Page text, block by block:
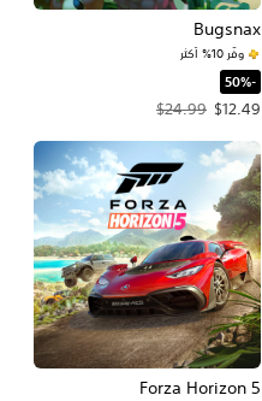
Bugsnax
وفّر 10% أكثر
‏-50%‏
$12.49
سعر العرض $12.49‏. السعر الأصلي، $24.99‏.$24.99
Forza Horizon 5